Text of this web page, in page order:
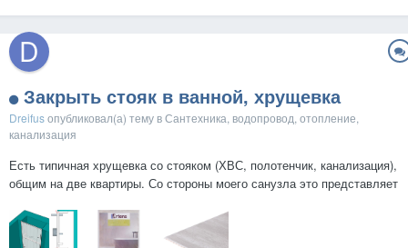
Закрыть стояк в ванной, хрущевка
Dreifusопубликовал(а) тему вСантехника, водопровод, отопление,
канализация
Есть типичная хрущевка со стояком (ХВС, полотенчик, канализация),
общим на две квартиры. Со стороны моего санузла это представляет
"белые" панели ПВХ (первое изображение). Помимо того, что это
страшно выглядит, это не практично как открыв...